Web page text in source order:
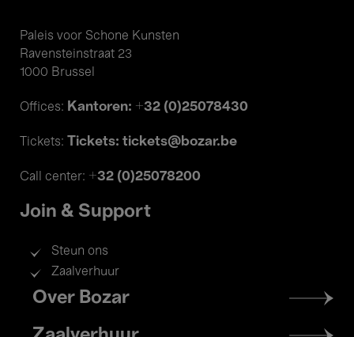
Paleis voor Schone Kunsten
Ravensteinstraat 23
1000 Brussel
Offices: Kantoren: +32 (0)25078430
Tickets: Tickets: tickets@bozar.be
Call center: +32 (0)25078200
Join & Support
Steun ons
Zaalverhuur
Footer
menu
Over Bozar